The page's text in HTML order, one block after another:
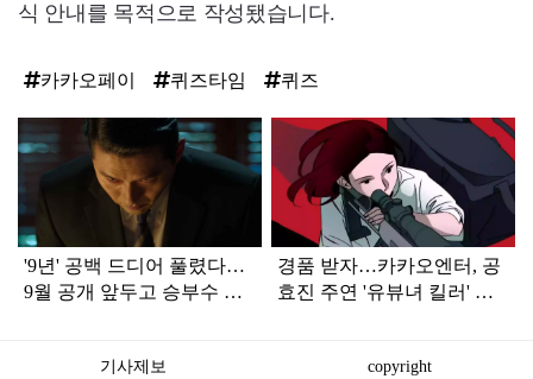
식 안내를 목적으로 작성됐습니다.
카카오페이 퀴즈타임 퀴즈
탑
라
'9년' 공백 드디어 풀렸다…
9월 공개 앞두고 승부수 던
경품 받자…카카오엔터, 공
효진 주연 '유뷰녀 킬러' 방
기사제보 copyright